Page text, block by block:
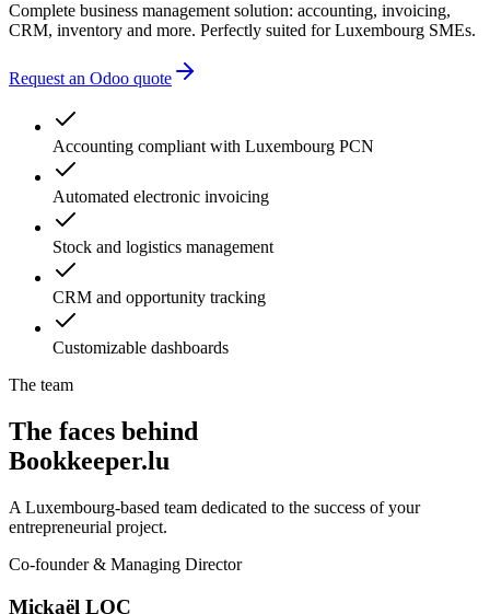
Complete business management solution: accounting, invoicing,
CRM, inventory and more. Perfectly suited for Luxembourg SMEs.
Request an Odoo quote
Accounting compliant with Luxembourg PCN
Automated electronic invoicing
Stock and logistics management
CRM and opportunity tracking
Customizable dashboards
The team
The faces behind
Bookkeeper.lu
A Luxembourg-based team dedicated to the success of your
entrepreneurial project.
Co-founder & Managing Director
Mickaël LOC